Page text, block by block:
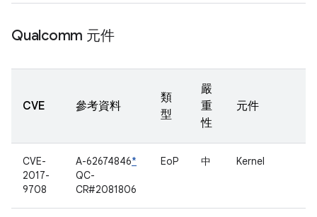
Qualcomm 元件
CVE 參考資料
類
型
嚴
重
性
元件
CVE-
2017-
9708
A-62674846*
QC-
CR#2081806
EoP 中 Kernel